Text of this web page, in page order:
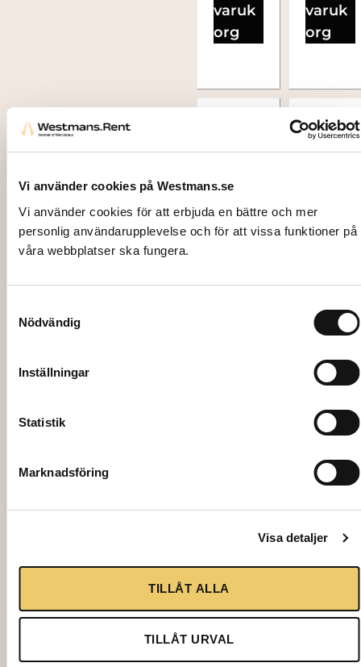
Vi använder cookies på Westmans.se
Vi använder cookies för att erbjuda en bättre och mer
personlig användarupplevelse och för att vissa funktioner på
våra webbplatser ska fungera.
Nödvändig
Inställningar
Statistik
Marknadsföring
Visa detaljer
TILLÅT ALLA
TILLÅT URVAL
varuk
org
varuk
org
Lägg
till i
CHAM
EGLAS
Riedel
(U446/
cl
9,50kr
till i